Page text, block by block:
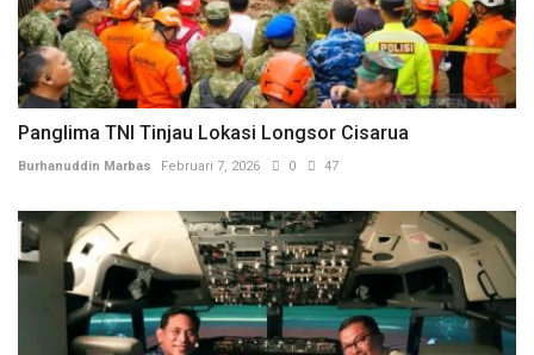
Panglima TNI Tinjau Lokasi Longsor Cisarua
Burhanuddin Marbas Februari 7, 2026 0 47